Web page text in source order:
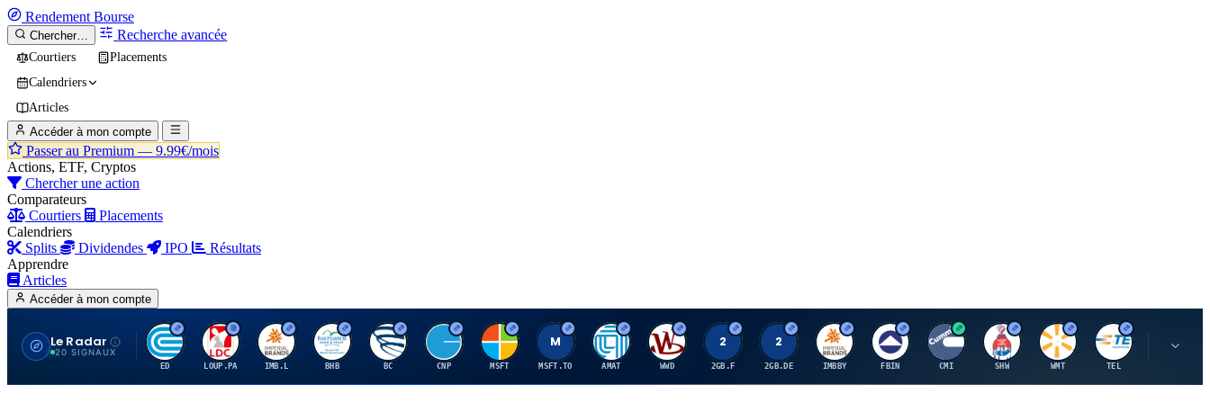
Rendement Bourse
Chercher… Recherche avancée
Courtiers
Placements
Calendriers
Articles
Accéder à mon compte
Passer au Premium — 9.99€/mois
Actions, ETF, Cryptos
Chercher une action
Comparateurs
Courtiers
Placements
Calendriers
Splits
Dividendes IPO
Résultats
Apprendre
Articles
Accéder à mon compte
Le Radar
20 SIGNAUX
C
ED
L
LOUP.PA
I
IMB.L
B
BHB
B
BC
C
CNP
M
MSFT
M
MSFT.TO
A
AMAT
W
WWD
2
2GB.F
2
2GB.DE
I
IMBBY
F
FBIN
C
CMI
S
SHW
W
WMT TEL
M